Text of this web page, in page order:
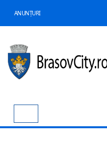
ANUNȚURI